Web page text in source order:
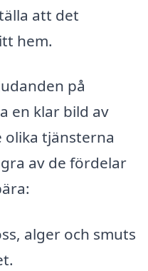
att det
hem.
på
en klar bild av
olika tjänsterna
av de fördelar
alger och smuts